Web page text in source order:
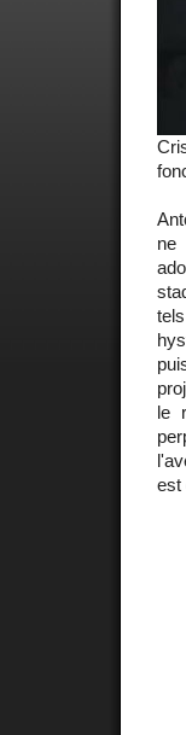
ne
le
est